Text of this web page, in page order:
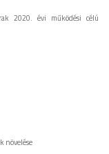
2020. évi működési célú
növelése